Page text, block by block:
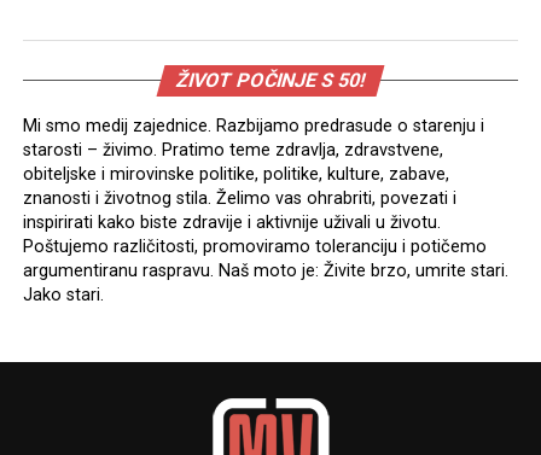
ŽIVOT POČINJE S 50!
Mi smo medij zajednice. Razbijamo predrasude o starenju i
starosti – živimo. Pratimo teme zdravlja, zdravstvene,
obiteljske i mirovinske politike, politike, kulture, zabave,
znanosti i životnog stila. Želimo vas ohrabriti, povezati i
inspirirati kako biste zdravije i aktivnije uživali u životu.
Poštujemo različitosti, promoviramo toleranciju i potičemo
argumentiranu raspravu. Naš moto je: Živite brzo, umrite stari.
Jako stari.